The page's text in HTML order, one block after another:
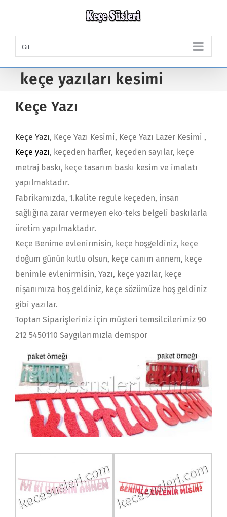
content
Git...
keçe yazıları kesimi
Keçe Yazı
Keçe Yazı, Keçe Yazı Kesimi, Keçe Yazı Lazer Kesimi ,
Keçe yazı, keçeden harfler, keçeden sayılar, keçe
metraj baskı, keçe tasarım baskı kesim ve imalatı
yapılmaktadır.
Fabrikamızda, 1.kalite regule keçeden, insan
sağlığına zarar vermeyen eko-teks belgeli baskılarla
üretim yapılmaktadır.
Keçe Benime evlenirmisin, keçe hoşgeldiniz, keçe
doğum günün kutlu olsun, keçe canım annem, keçe
benimle evlenirmisin, Yazı, keçe yazılar, keçe
nişanımıza hoş geldiniz, keçe sözümüze hoş geldiniz
gibi yazılar.
Toptan Siparişleriniz için müşteri temsilcilerimiz 90
212 5450110 Saygılarımızla demspor